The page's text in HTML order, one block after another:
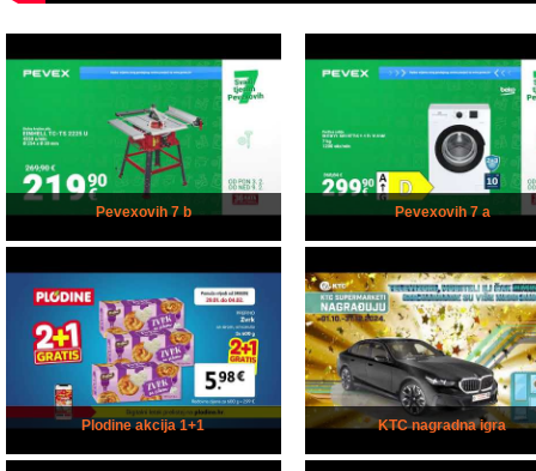
Pevexovih 7 b Pevexovih 7 a
Plodine akcija 1+1 KTC nagradna igra